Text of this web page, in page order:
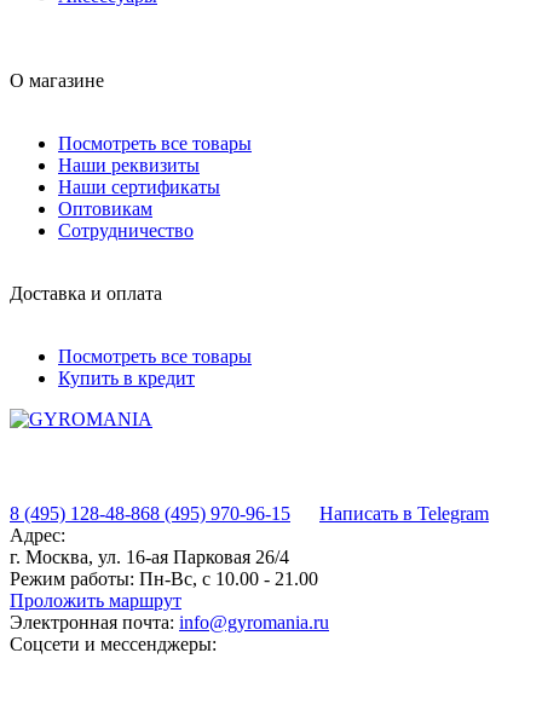
О магазине
Посмотреть все товары
Наши реквизиты
Наши сертификаты
Оптовикам
Сотрудничество
Доставка и оплата
Посмотреть все товары
Купить в кредит
8 (495) 128-48-868 (495) 970-96-15
Написать в Telegram
Адрес:
г. Москва, ул. 16-ая Парковая 26/4
Режим работы: Пн-Вс, с 10.00 - 21.00
Проложить маршрут
Электронная почта: info@gyromania.ru
Соцсети и мессенджеры: